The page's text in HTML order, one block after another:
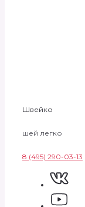
Швейко
шей легко
8 (495) 290-03-13